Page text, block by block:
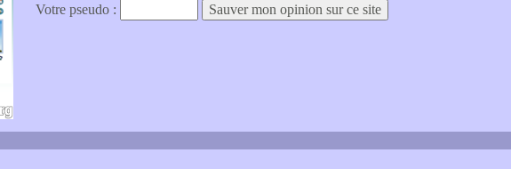
Votre pseudo :